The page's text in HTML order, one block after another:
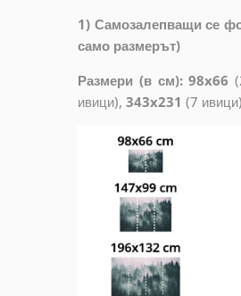
1) Самозалепващи се
само размерът)
Размери (в см): 98x66
ивици), 343x231 (7